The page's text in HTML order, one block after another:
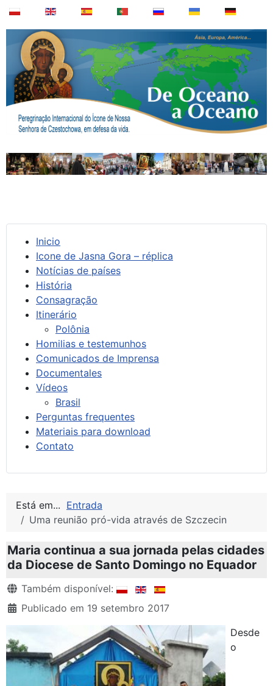
Inicio
Icone de Jasna Gora – réplica
Notícias de países
História
Consagração
Itinerário
Polônia
Homilias e testemunhos
Comunicados de Imprensa
Documentales
Vídeos
Brasil
Perguntas frequentes
Materiais para download
Contato
Está em... Entrada
Uma reunião pró-vida através de Szczecin
Maria continua a sua jornada pelas cidades
da Diocese de Santo Domingo no Equador
Detalhes
Também disponível:
Publicado em 19 setembro 2017
Desde
o